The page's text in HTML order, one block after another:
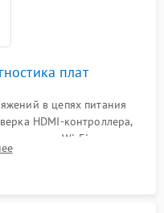
плат
в цепях питания
HDMI-контроллера,
и модуля Wi-Fi